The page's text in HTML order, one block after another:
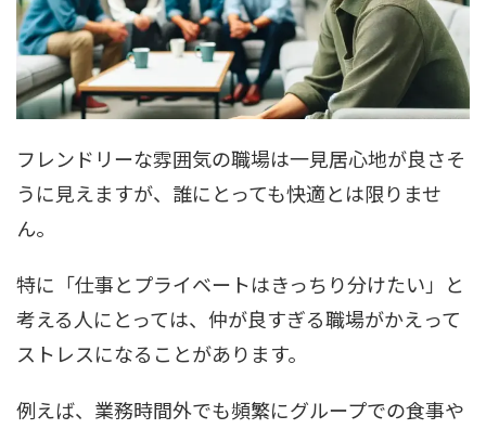
フレンドリーな雰囲気の職場は一見居心地が良さそ
うに見えますが、誰にとっても快適とは限りませ
ん。
特に「仕事とプライベートはきっちり分けたい」と
考える人にとっては、仲が良すぎる職場がかえって
ストレスになることがあります。
例えば、業務時間外でも頻繁にグループでの食事や